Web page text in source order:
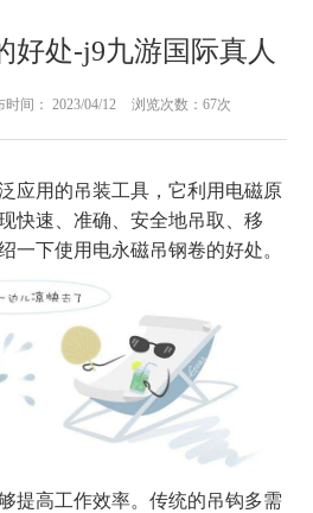
好处-j9九游国际真人
时间： 2023/04/12 浏览次数：67次
应用的吊装工具，它利用电磁原
快速、准确、安全地吊取、移
一下使用电永磁吊钢卷的好处。
提高工作效率。传统的吊钩多需